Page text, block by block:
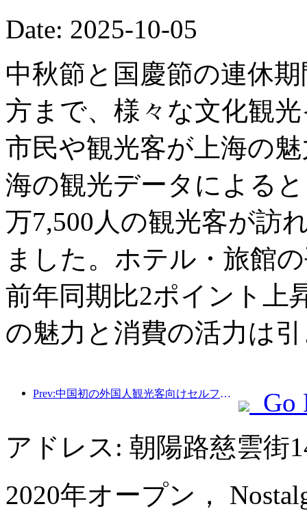
Date: 2025-10-05
中秋節と国慶節の連休
方まで、様々な文化観
市民や観光客が上海の
海の観光データによる
万7,500人の観光客が訪
ました。ホテル・旅館
前年同期比2ポイント上
の魅力と消費の活力は
Prev:中国初の外国人観光客向けセルフサービス文化観光消費システムが上海で開始
Go
アドレス: 朝陽路慈雲街
2020年オープン，